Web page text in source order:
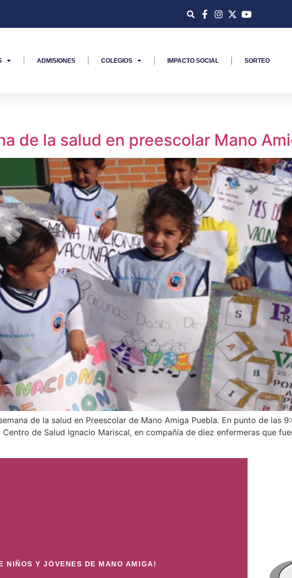
ADMISIONES COLEGIOS IMPACTO SOCIAL SORTEO
de la salud en preescolar Mano
de la salud en Preescolar de Mano Amiga Puebla. En punto de las
de Salud Ignacio Mariscal, en compañía de diez enfermeras que
NIÑOS Y JÓVENES DE MANO AMIGA!